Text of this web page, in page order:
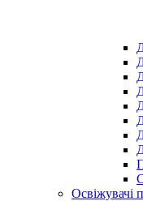
Освіжувачі